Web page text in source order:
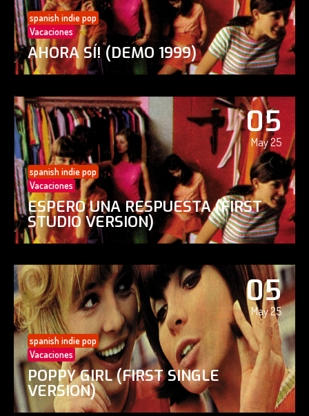
spanish indie pop
Vacaciones
AHORA SÍ! (DEMO 1999)
05
May 25
spanish indie pop
Vacaciones
ESPERO UNA RESPUESTA (FIRST
STUDIO VERSION)
05
May 25
spanish indie pop
Vacaciones
POPPY GIRL (FIRST SINGLE
VERSION)